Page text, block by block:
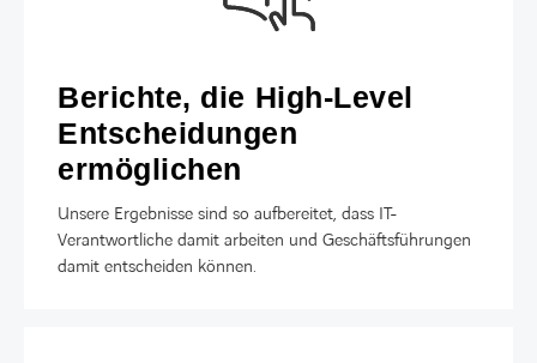
Berichte, die High-Level
Entscheidungen
ermöglichen
Unsere Ergebnisse sind so aufbereitet, dass IT-
Verantwortliche damit arbeiten und Geschäftsführungen
damit entscheiden können.